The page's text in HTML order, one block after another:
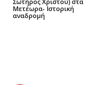
Μετέωρα- Ιστορική
αναδρομή